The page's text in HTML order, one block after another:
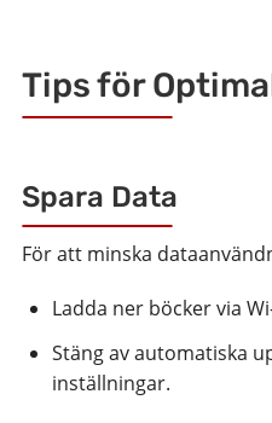
Tips för
Spara Data
För att minska
Ladda ner böcker via
Stäng av automatiska
inställningar.